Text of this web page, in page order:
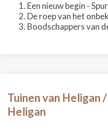
Een nieuw begin -
De roep van het
Boodschappers van
Tuinen van Heligan
Heligan